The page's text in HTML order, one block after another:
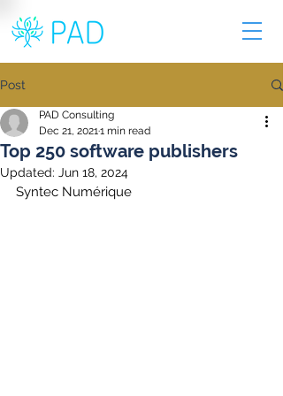
Post
Top 250 software publishers
PAD Consulting
Dec 21, 20211 min read
Updated: Jun 18, 2024
Syntec Numérique